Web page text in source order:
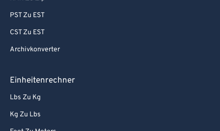
PST Zu EST
CST Zu EST
Archivkonverter
Einheitenrechner
Lbs Zu Kg
Kg Zu Lbs